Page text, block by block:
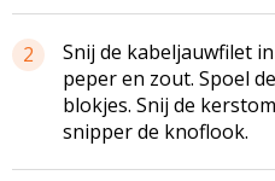
2
Snij de kabeljauwfilet
peper en zout. Spoel
blokjes. Snij de
snipper de knoflook.